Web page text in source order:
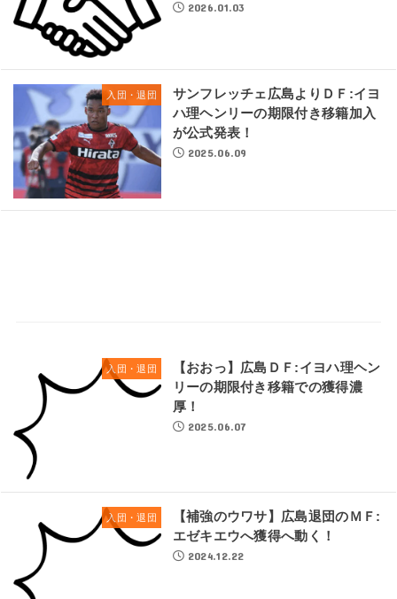
2026.01.03
入団・退団
サンフレッチェ広島よりＤＦ:イヨ
ハ理ヘンリーの期限付き移籍加入
が公式発表！
2025.06.09
入団・退団
【おおっ】広島ＤＦ:イヨハ理ヘン
リーの期限付き移籍での獲得濃
厚！
2025.06.07
入団・退団
【補強のウワサ】広島退団のＭＦ:
エゼキエウへ獲得へ動く！
2024.12.22